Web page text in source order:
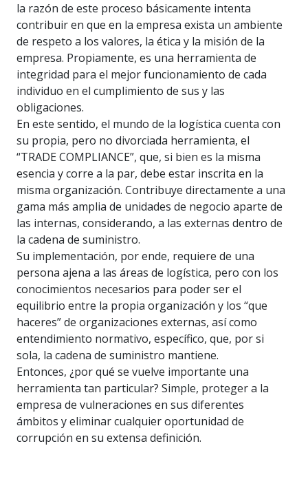
la razón de este proceso básicamente intenta
contribuir en que en la empresa exista un ambiente
de respeto a los valores, la ética y la misión de la
empresa. Propiamente, es una herramienta de
integridad para el mejor funcionamiento de cada
individuo en el cumplimiento de sus y las
obligaciones.
En este sentido, el mundo de la logística cuenta con
su propia, pero no divorciada herramienta, el
“TRADE COMPLIANCE”, que, si bien es la misma
esencia y corre a la par, debe estar inscrita en la
misma organización. Contribuye directamente a una
gama más amplia de unidades de negocio aparte de
las internas, considerando, a las externas dentro de
la cadena de suministro.
Su implementación, por ende, requiere de una
persona ajena a las áreas de logística, pero con los
conocimientos necesarios para poder ser el
equilibrio entre la propia organización y los “que
haceres” de organizaciones externas, así como
entendimiento normativo, específico, que, por si
sola, la cadena de suministro mantiene.
Entonces, ¿por qué se vuelve importante una
herramienta tan particular? Simple, proteger a la
empresa de vulneraciones en sus diferentes
ámbitos y eliminar cualquier oportunidad de
corrupción en su extensa definición.